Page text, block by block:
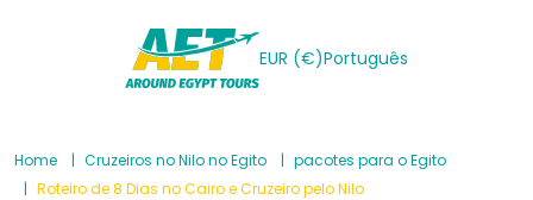
EUR (€)Português
Home Cruzeiros no Nilo no Egito
pacotes para o Egito
Roteiro de 8 Dias no Cairo e Cruzeiro pelo Nilo